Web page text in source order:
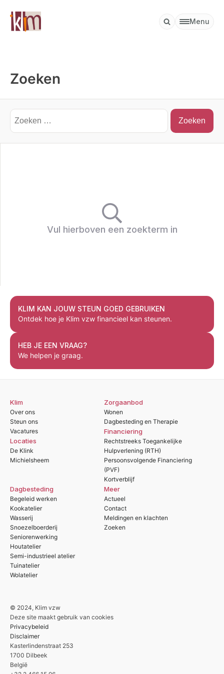
Menu
Zoeken
Zoeken
Vul hierboven een zoekterm in
KLIM KAN JOUW STEUN GOED GEBRUIKEN
Ontdek hoe je Klim vzw financieel kan steunen.
HEB JE EEN VRAAG?
We helpen je graag.
Klim
Over ons
Steun ons
Vacatures
Locaties
De Klink
Michielsheem
Zorgaanbod
Wonen
Dagbesteding en Therapie
Financiering
Rechtstreeks Toegankelijke
Hulpverlening (RTH)
Persoonsvolgende Financiering
(PVF)
Kortverblijf
Dagbesteding
Begeleid werken
Kookatelier
Wasserij
Snoezelboerderij
Seniorenwerking
Houtatelier
Semi-industrieel atelier
Tuinatelier
Wolatelier
Meer
Actueel
Contact
Meldingen en klachten
Zoeken
© 2024, Klim vzw
Deze site maakt gebruik van cookies
Privacybeleid
Disclaimer
Kasterlindenstraat 253
1700 Dilbeek
België